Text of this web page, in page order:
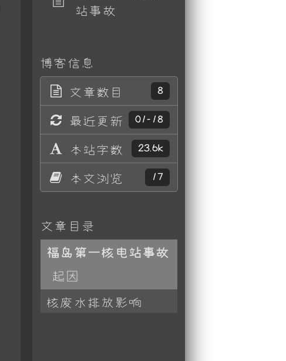
站事故
博客信息
文章数目
8
最近更新 01-18
本站字数 23.6k
本文浏览 17
文章目录
福岛第一核电站事故
起因
东北地方太平洋
地震
核废水排放影响